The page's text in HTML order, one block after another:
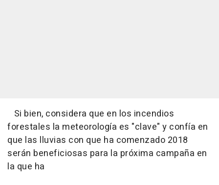
Si bien, considera que en los incendios
forestales la meteorología es "clave" y confía en
que las lluvias con que ha comenzado 2018
serán beneficiosas para la próxima campaña en
la que ha